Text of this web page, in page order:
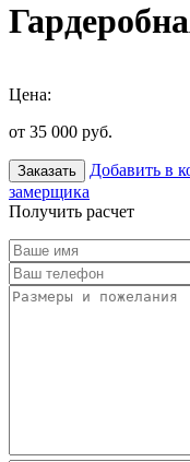
Цена:
от 35 000 руб.
Заказать Добавить в
замерщика
Получить расчет